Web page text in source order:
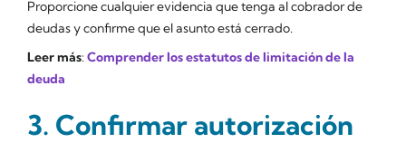
Proporcione cualquier evidencia que tenga al cobrador de
deudas y confirme que el asunto está cerrado.
Leer más: Comprender los estatutos de limitación de la
deuda
3. Confirmar autorización